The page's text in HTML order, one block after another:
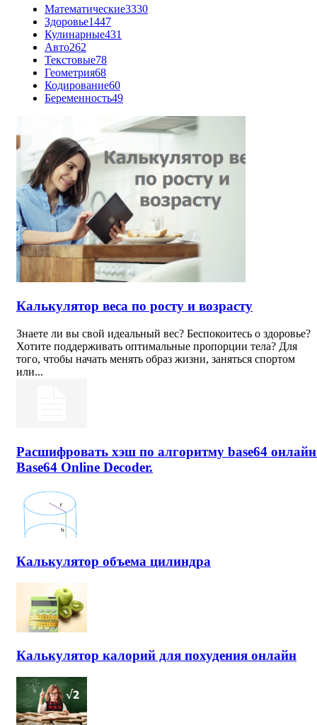
Математические3330
Здоровье1447
Кулинарные431
Авто262
Текстовые78
Геометрия68
Кодирование60
Беременность49
Калькулятор веса по росту и возрасту
Знаете ли вы свой идеальный вес? Беспокоитесь о здоровье?
Хотите поддерживать оптимальные пропорции тела? Для
того, чтобы начать менять образ жизни, заняться спортом
или...
Расшифровать хэш по алгоритму base64
Base64 Online Decoder.
Калькулятор объема цилиндра
Калькулятор калорий для похудения онлайн